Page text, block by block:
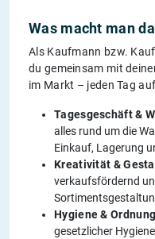
Was macht man
Als Kaufmann bzw.
du gemeinsam mit
im Markt – jeden Tag
Tagesgeschäft &
alles rund um die
Einkauf, Lagerung
Kreativität &
verkaufsfördernd
Hygiene & Ordnung
gesetzlicher